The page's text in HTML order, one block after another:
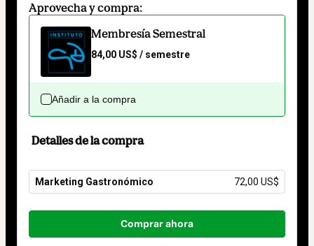
Aprovecha y compra:
Membresía Semestral
84,00 US$ / semestre
Añadir a la compra
Detalles de la compra
Marketing Gastronómico 72,00 US$
Total
72,00 US$
Comprar ahora